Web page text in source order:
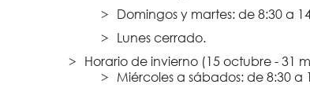
Domingos y martes: de 8:30 a
Lunes cerrado.
Horario de invierno (15 octubre - 31
Miércoles a sábados: de 8:30 a